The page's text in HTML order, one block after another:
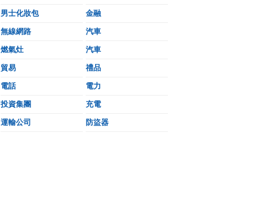
男士化妝包 金融
無線網路 汽車
燃氣灶 汽車
貿易 禮品
電話 電力
投資集團 充電
運輸公司 防盜器